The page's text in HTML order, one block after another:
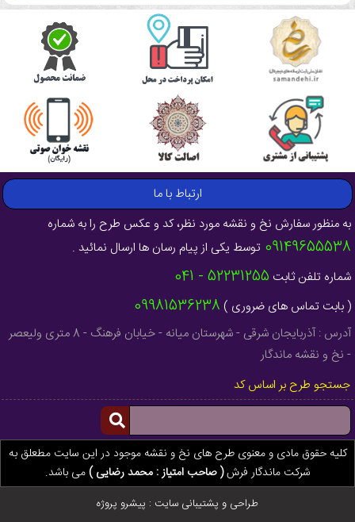
ارتباط با ما
به منظور سفارش نخ و نقشه مورد نظر، کد و عکس طرح را به شماره
09149655538 توسط یکی از پیام رسان ها ارسال نمائید .
شماره تلفن ثابت 52231255 - 041
( بابت تماس های ضروری ) 09981536238
آدرس : آذربایجان شرقی - شهرستان میانه - خیابان فرهنگ - 8 متری ولیعصر
- نخ و نقشه ماندگار
جستجو طرح بر اساس کد
کلیه حقوق مادی و معنوی طرح های نخ و نقشه موجود در این سایت مطعلق به
شرکت ماندگار فرش( صاحب امتیاز : محمد رضایی )می باشد.
طراحی و پشتیبانی سایت : پیشرو پروژه